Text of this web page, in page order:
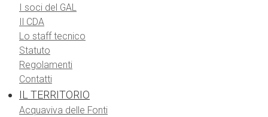
I soci del GAL
Il CDA
Lo staff tecnico
Statuto
Regolamenti
Contatti
IL TERRITORIO
Acquaviva delle Fonti